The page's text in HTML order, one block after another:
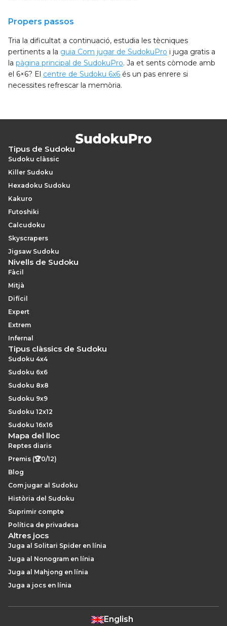
Propers passos
Tria la dificultat a continuació, estudia les tècniques
pertinents a la guia Com jugar de SudokuPro i juga gratis a
la pàgina principal de SudokuPro. Ja et sents còmode amb
el 6×6? El centre de Sudoku 6x6 és un pas enrere si
necessites refrescar la memòria.
Tipus de Sudoku
Sudoku clàssic
Killer Sudoku
Hexadoku Sudoku
Kakuro
Futoshiki
Calcudoku
Skyscrapers
Jigsaw Sudoku
Nivells de Sudoku
Fàcil
Mitjà
Difícil
Expert
Extrem
Infernal
Tipus clàssics de Sudoku
Sudoku 4x4
Sudoku 6x6
Sudoku 8x8
Sudoku 9x9
Sudoku 12x12
Sudoku 16x16
Mapa del lloc
Reptes diaris
Premis (🏆0/12)
Blog
Com jugar al Sudoku
Història del Sudoku
Suprimir compte
Política de privadesa
Altres jocs
Juga al Solitari Spider en línia
Juga al Nonogram en línia
Juga al Mahjong en línia
Juga a jocs en línia
English